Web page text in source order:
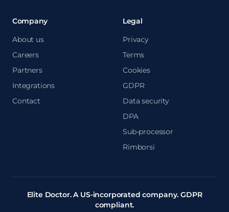
Company
About us
Careers
Partners
Integrations
Contact
Legal
Privacy
Terms
Cookies
GDPR
Data security
DPA
Sub-processor
Rimborsi
Elite Doctor. A US-incorporated company. GDPR
compliant.